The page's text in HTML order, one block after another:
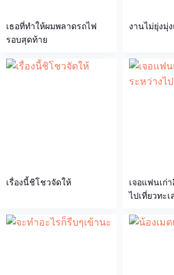
เธอที่ทำให้ผมพลาดรถไฟ
รอบสุดท้าย
งานไม่ยุ่งมุ่
เรื่องนี้ชิโชวจัดให้
เจอแฟนเก่
ไปเที่ยวทะเ